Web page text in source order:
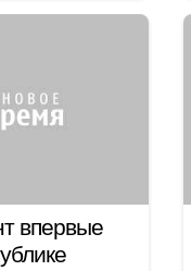
впервые